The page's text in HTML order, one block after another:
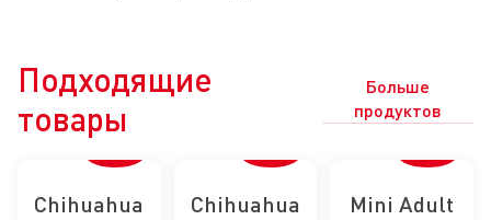
Подходящие
товары
Больше
продуктов
Chihuahua
Chihuahua
Mini Adult